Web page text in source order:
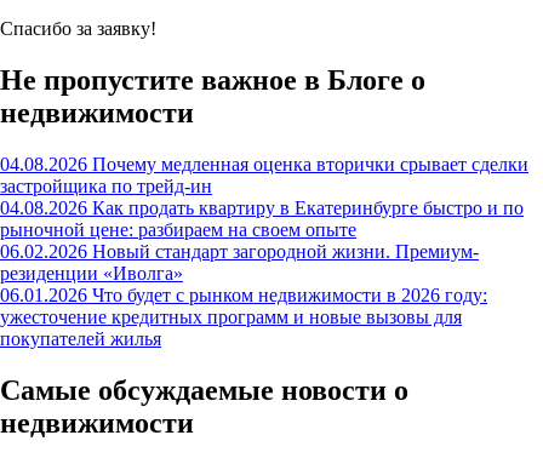
Спасибо за заявку!
Не пропустите важное в Блоге о
недвижимости
04.08.2026 Почему медленная оценка вторички срывает сделки
застройщика по трейд-ин
04.08.2026 Как продать квартиру в Екатеринбурге быстро и по
рыночной цене: разбираем на своем опыте
06.02.2026 Новый стандарт загородной жизни. Премиум-
резиденции «Иволга»
06.01.2026 Что будет с рынком недвижимости в 2026 году:
ужесточение кредитных программ и новые вызовы для
покупателей жилья
Самые обсуждаемые новости о
недвижимости